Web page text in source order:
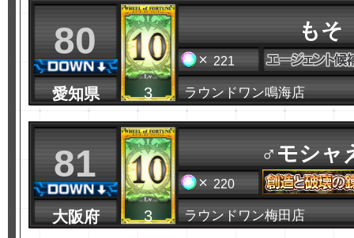
80
愛知県 3
もそ
221
ラウンドワン鳴海店
81
大阪府 3
♂モシャ
220
ラウンドワン梅田店